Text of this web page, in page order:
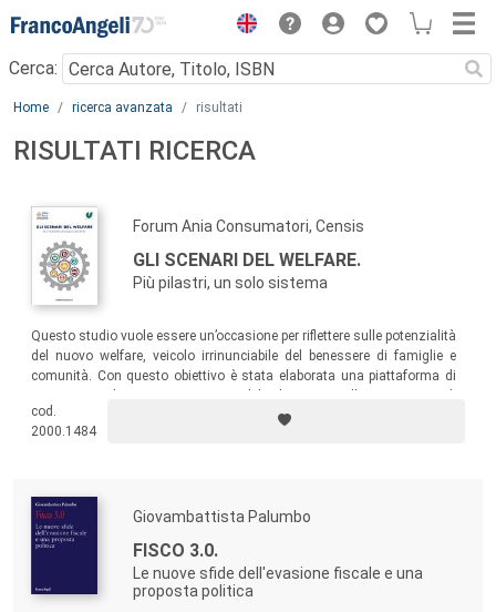
Menu
Cerca:
Main content
Home ricerca avanzata risultati
RISULTATI RICERCA
Forum Ania Consumatori, Censis
GLI SCENARI DEL WELFARE.
Più pilastri, un solo sistema
Questo studio vuole essere un’occasione per riflettere sulle potenzialità
del nuovo welfare, veicolo irrinunciabile del benessere di famiglie e
comunità. Con questo obiettivo è stata elaborata una piattaforma di
trasparenza, equità ed efficienza del sistema di welfare italiano.
cod.
2000.1484
Giovambattista Palumbo
FISCO 3.0.
Le nuove sfide dell'evasione fiscale e una
proposta politica